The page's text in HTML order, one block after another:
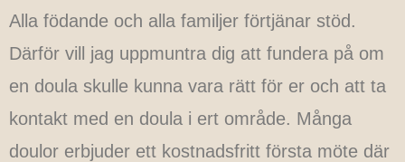
Alla födande och alla familjer förtjänar stöd.
Därför vill jag uppmuntra dig att fundera på om
en doula skulle kunna vara rätt för er och att ta
kontakt med en doula i ert område. Många
doulor erbjuder ett kostnadsfritt första möte där